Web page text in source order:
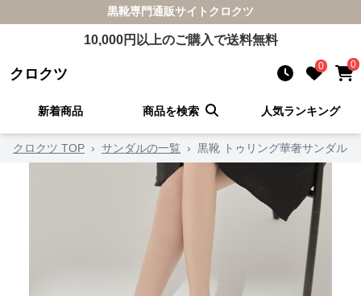
黒靴専門通販サイト クロクツ
10,000円以上のご購入で送料無料
クロクツ 0 0
新着商品 商品を検索 人気ランキング
クロクツ TOP › サンダルの一覧 › 黒靴 トゥリング華奢サンダル